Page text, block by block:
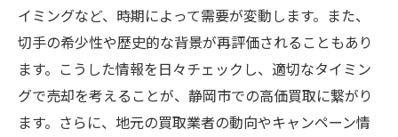
イミングなど、時期によって需要が変動します。また、
切手の希少性や歴史的な背景が再評価されることもあり
ます。こうした情報を日々チェックし、適切なタイミン
グで売却を考えることが、静岡市での高価買取に繋がり
ます。さらに、地元の買取業者の動向やキャンペーン情